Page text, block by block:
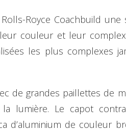
Royce Coachbuild
couleur et leur
les plus complexes
de grandes paillettes de
lumière. Le capot
d’aluminium de couleur